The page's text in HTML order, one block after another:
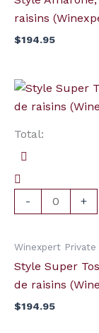
raisins
$194.95
Total:
-
quantité
de
Super
Toscane,
Toscane,
-
peaux
de
raisins
(Winexpert
+
Winexpert Private
Style Super
de raisins
$194.95